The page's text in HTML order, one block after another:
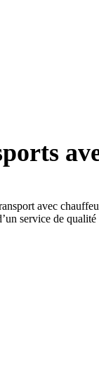
avec
service de